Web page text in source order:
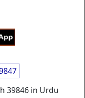
39846 in Urdu